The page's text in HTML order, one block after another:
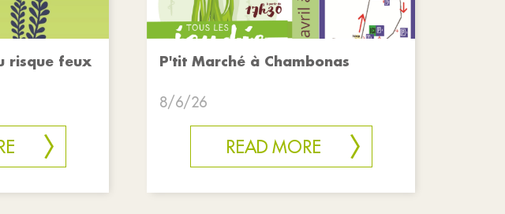
risque feux
P'tit Marché à Chambonas
8/6/26
READ MORE